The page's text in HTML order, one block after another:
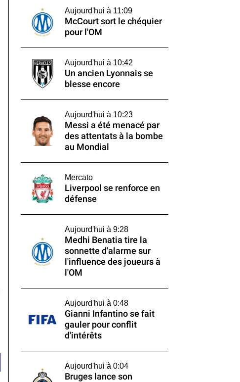
Aujourd'hui à 11:09
McCourt sort le chéquier
pour l'OM
Aujourd'hui à 10:42
Un ancien Lyonnais se
blesse encore
Aujourd'hui à 10:23
Messi a été menacé par
des attentats à la bombe
au Mondial
Mercato
Liverpool se renforce en
défense
Aujourd'hui à 9:28
Medhi Benatia tire la
sonnette d'alarme sur
l'influence des joueurs à
l'OM
Aujourd'hui à 0:48
Gianni Infantino se fait
gauler pour conflit
d'intérêts
Aujourd'hui à 0:04
Bruges lance son